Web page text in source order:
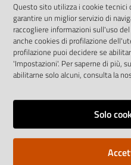
I dati personali pubblicati
previste dalla direttiva
36/2006
Vai alla pagina
Note legali
Questo sito utilizza i cookie tecnici
garantire un miglior servizio di
raccogliere informazioni sull'uso
anche cookies di profilazione
profilazione puoi decidere se
'Impostazioni'. Per saperne di più,
abilitarne solo alcuni, consulta la
Solo